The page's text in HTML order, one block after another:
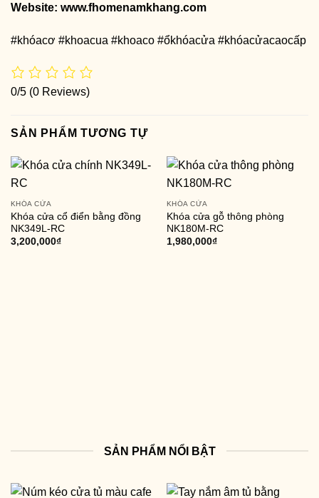
Website: www.fhomenamkhang.com
#khóacơ #khoacua #khoaco #ổkhóacửa #khóacửacaocấp
0/5 (0 Reviews)
SẢN PHẨM TƯƠNG TỰ
KHÓA CỬA
Khóa cửa cổ điển bằng đồng
NK349L-RC
3,200,000₫
KHÓA CỬA
Khóa cửa gỗ thông phòng
NK180M-RC
1,980,000₫
SẢN PHẨM NỔI BẬT